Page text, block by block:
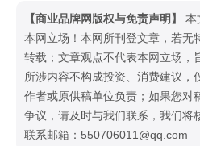
【商业品牌网版权与免责声明】
本
本网立场！本网所刊登文章，若无
转载；文章观点不代表本网立场，
所涉内容不构成投资、消费建议，
作者或原供稿单位负责；如果您对
争议，请及时与我们联系，我们将
联系邮箱：550706011@qq.com